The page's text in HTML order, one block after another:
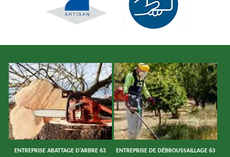
ENTREPRISE ABATTAGE D'ARBRE 63 ENTREPRISE DE DÉBROUSSAILLAGE 63